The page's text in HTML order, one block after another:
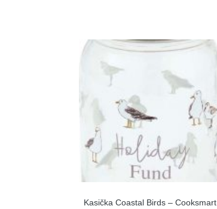
Kasička Coastal Birds – Cooksmart